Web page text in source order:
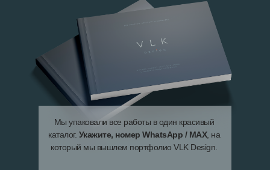
Мы упаковали все работы в один красивый
каталог. Укажите, номер WhatsApp / MAX, на
который мы вышлем портфолио VLK Design.